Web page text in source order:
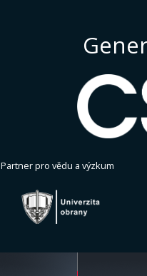
Partner pro vědu a výzkum